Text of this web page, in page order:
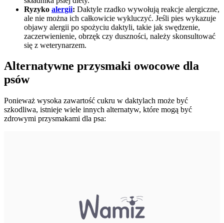
Ryzyko alergii: Daktyle rzadko wywołują reakcje alergiczne,
ale nie można ich całkowicie wykluczyć. Jeśli pies wykazuje
objawy alergii po spożyciu daktyli, takie jak swędzenie,
zaczerwienienie, obrzęk czy duszności, należy skonsultować
się z weterynarzem.
Alternatywne przysmaki owocowe dla
psów
Ponieważ wysoka zawartość cukru w daktylach może być
szkodliwa, istnieje wiele innych alternatyw, które mogą być
zdrowymi przysmakami dla psa: